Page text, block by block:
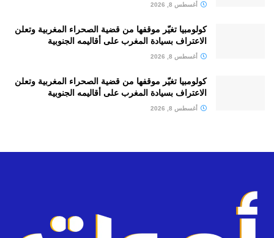
أغسطس 8, 2026
كولومبيا تغيّر موقفها من قضية الصحراء المغربية وتعلن
الاعتراف بسيادة المغرب على أقاليمه الجنوبية
أغسطس 8, 2026
كولومبيا تغيّر موقفها من قضية الصحراء المغربية وتعلن
الاعتراف بسيادة المغرب على أقاليمه الجنوبية
أغسطس 8, 2026